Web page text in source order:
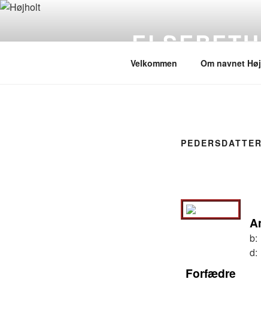
Videre
Velkommen Om navnet
b:
d:
Forfædre